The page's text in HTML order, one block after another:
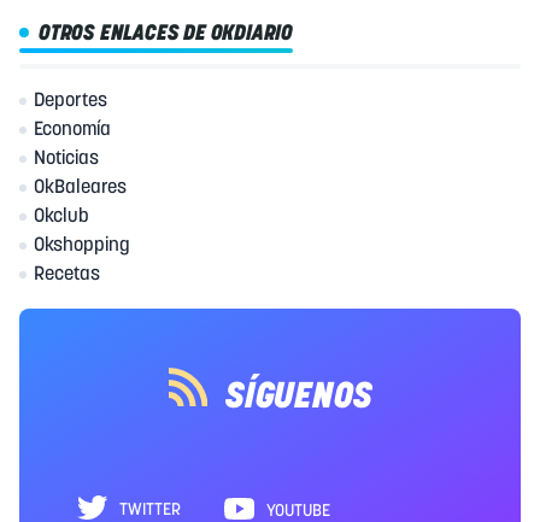
OTROS ENLACES DE OKDIARIO
Deportes
Economía
Noticias
OkBaleares
Okclub
Okshopping
Recetas
SÍGUENOS
TWITTER YOUTUBE